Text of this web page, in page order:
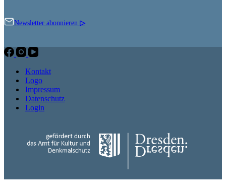
Newsletter abonnieren ▷
Kontakt
Logo
Impressum
Datenschutz
Login